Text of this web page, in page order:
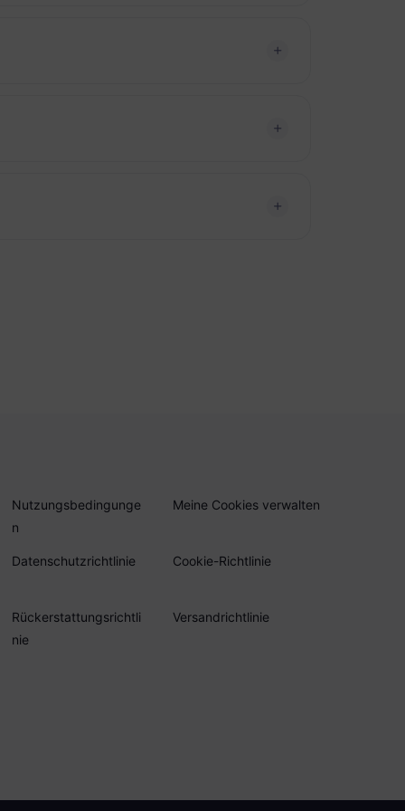
Nutzungsbedingunge
n
Meine Cookies verwalten
Datenschutzrichtlinie Cookie-Richtlinie
Rückerstattungsrichtli
nie
Versandrichtlinie